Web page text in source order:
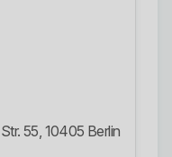
55, 10405 Berlin